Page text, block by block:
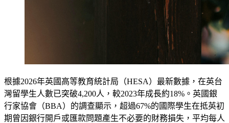
根據2026年英國高等教育統計局（HESA）最新數據，在英台
灣留學生人數已突破4,200人，較2023年成長約18%。英國銀
行家協會（BBA）的調查顯示，超過67%的國際學生在抵英初
期曾因銀行開戶或匯款問題產生不必要的財務損失，平均每人